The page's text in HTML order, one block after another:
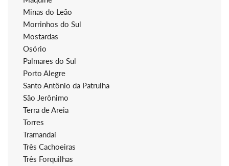
Minas do Leão
Morrinhos do Sul
Mostardas
Osório
Palmares do Sul
Porto Alegre
Santo Antônio da Patrulha
São Jerônimo
Terra de Areia
Torres
Tramandaí
Três Cachoeiras
Três Forquilhas